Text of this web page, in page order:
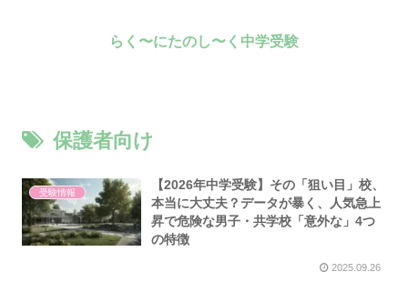
らく〜にたのし〜く中学受験
保護者向け
受験情報
【2026年中学受験】その「狙い目」校、
本当に大丈夫？データが暴く、人気急上
昇で危険な男子・共学校「意外な」4つ
の特徴
2025.09.26